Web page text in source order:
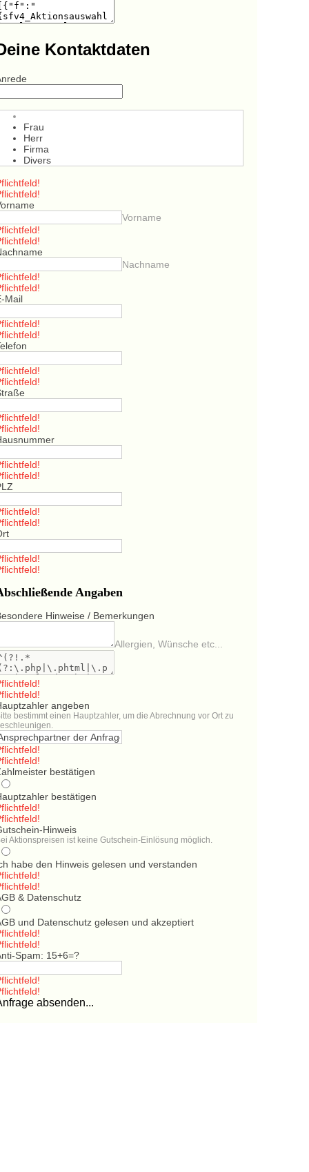
Kontaktdaten
Frau
Herr
Firma
Divers
Vorname
Nachname
Mail
Angaben
Hinweise / Bemerkungen
Allergien, Wünsche etc...
angeben
bestimmt einen Hauptzahler, um die Abrechnung vor Ort zu
bestätigen
bestätigen
Hinweis
Aktionspreisen ist keine Gutschein-Einlösung möglich.
habe den Hinweis gelesen und verstanden
& Datenschutz
und Datenschutz gelesen und akzeptiert
Spam: 15+6=?
absenden...